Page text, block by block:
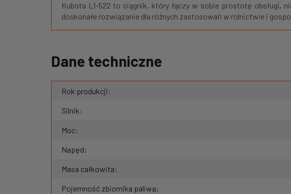
Kubota L1-522 to ciągnik, który łączy w sobie prostotę obsługi,
doskonałe rozwiązanie dla różnych zastosowań w rolnictwie i
Dane techniczne
Rok produkcji:
Silnik:
Moc:
Napęd:
Masa całkowita:
Pojemność zbiornika paliwa: